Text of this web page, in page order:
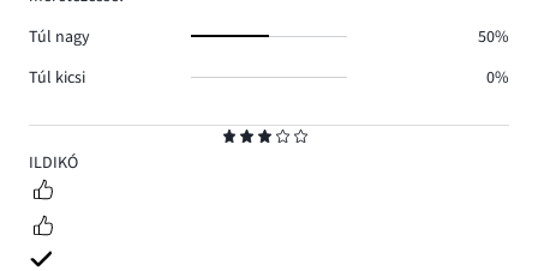
3
ILDIKÓ
Túl nagy
50%
Túl kicsi
0%